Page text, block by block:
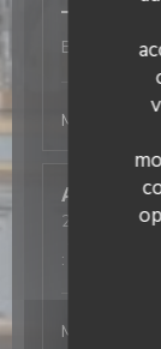
Bon service
L'Office
Merci
Antonio
T
2026-08-03
:
Merci